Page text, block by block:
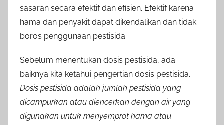
sasaran secara efektif dan efisien. Efektif karena
hama dan penyakit dapat dikendalikan dan tidak
boros penggunaan pestisida.
Sebelum menentukan dosis pestisida, ada
baiknya kita ketahui pengertian dosis pestisida.
Dosis pestisida adalah jumlah pestisida yang
dicampurkan atau diencerkan dengan air yang
digunakan untuk menyemprot hama atau